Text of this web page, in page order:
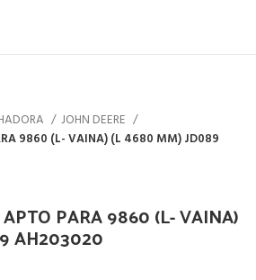
JOHN DEERE
9860 (L- VAINA) (L 4680 MM) JD089
PARA 9860 (L- VAINA)
AH203020